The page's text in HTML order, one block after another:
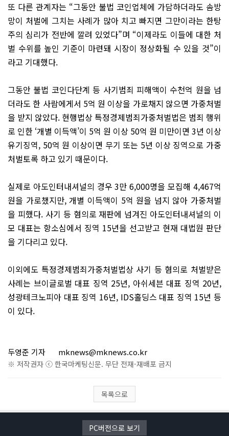
또 다른 관계자는 “그동안 불법 코인업체에 가담하더라도 솜방
망이 처벌에 그치는 사례가 많아 치고 빠지면 그만이라는 한탕
주의 심리가 전반에 깔려 있었다”며 “이제라도 이들에 대한 처
벌 수위를 높인 기준이 마련돼 시장이 정상화될 수 있을 것”이
라고 기대했다.
그동안 불법 코인다단계 등 사기범죄 피해액이 수천억 원을 넘
더라도 한 사람에게서 5억 원 이상을 가로채지 않으면 가중처벌
을 받지 않았다. 현행법상 특정경제범죄가중처벌법은 범죄 행위
로 인한 ‘개별 이득액’이 5억 원 이상 50억 원 미만이면 3년 이상
유기징역, 50억 원 이상이면 무기 또는 5년 이상 징역으로 가중
처벌토록 하고 있기 때문이다.
실제로 아도인터내셔널의 경우 3만 6,000명을 모집해 4,467억
원을 가로챘지만, 개별 이득액이 5억 원을 넘지 않아 가중처벌
을 피했다. 사기 등 혐의로 재판에 넘겨진 아도인터내셔널의 이
모 대표는 항소심에서 징역 15년을 선고받고 현재 대법원 판단
을 기다리고 있다.
이외에도 특정경제범죄가중처벌법상 사기 등 혐의로 처벌받은
사례는 브이글로벌 대표 징역 25년, 아쉬세븐 대표 징역 20년,
성광테크노피아 대표 징역 16년, IDS홀딩스 대표 징역 15년 등
이 있다.
두영준 기자 mknews@mknews.co.kr
※ 저작권자 ⓒ 한국마케팅신문. 무단 전재-재배포 금지
목록으로
PC버전으로 보기